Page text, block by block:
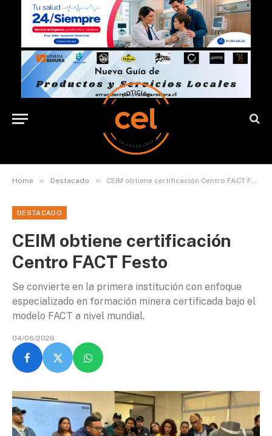
Home » Destacado » CEIM obtiene certificación Centro FACT Festo
DESTACADO
CEIM obtiene certificación
Centro FACT Festo
Se convierte en la primera institución con enfoque
especializado en formación minera certificada bajo el
modelo FACT a nivel mundial.
04/06/2026